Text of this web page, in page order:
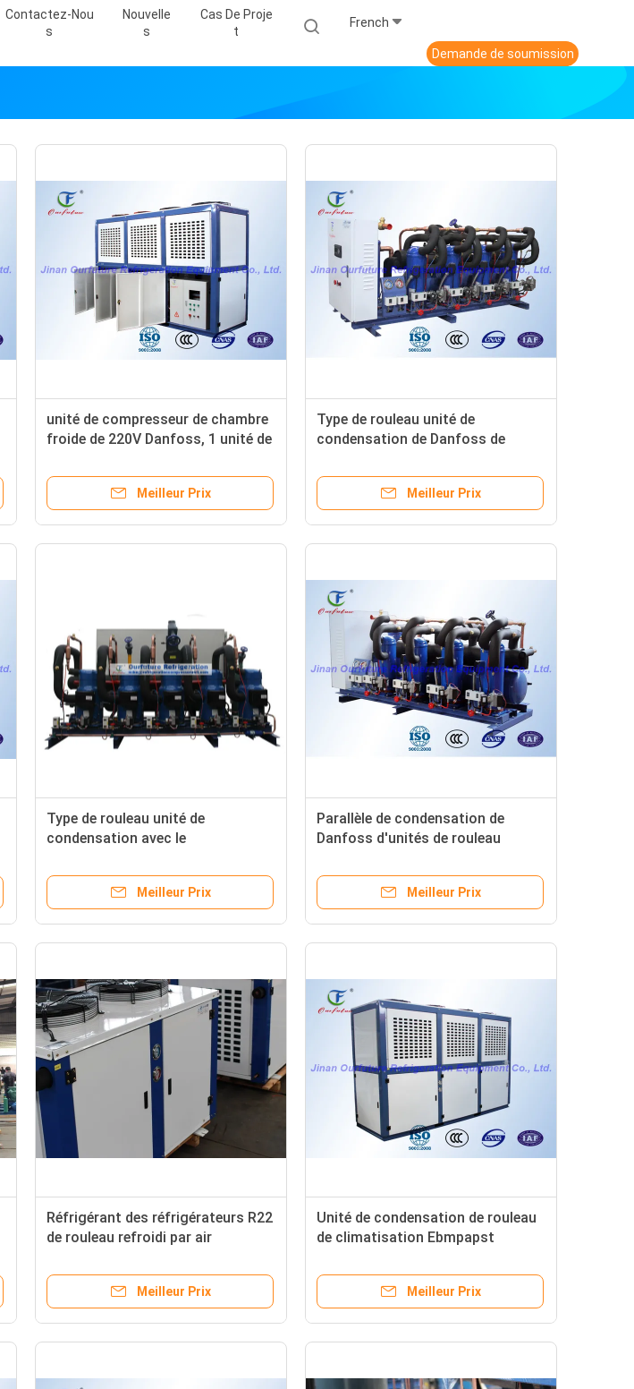
Contactez-Nou
S
Nouvelle
S
Cas De Proje
T
French
Demande de soumission
unité de compresseur de chambre
froide de 220V Danfoss, 1 unité de
phase
Meilleur Prix
Type de rouleau unité de
condensation de Danfoss de
Meilleur Prix
Type de rouleau unité de
condensation avec le
le contrôle de PLC pour
l'installation frigorifique
Meilleur Prix
Parallèle de condensation de
Danfoss d'unités de rouleau
Meilleur Prix
Réfrigérant des réfrigérateurs R22
de rouleau refroidi par air
Meilleur Prix
Unité de condensation de rouleau
de climatisation Ebmpapst
Meilleur Prix